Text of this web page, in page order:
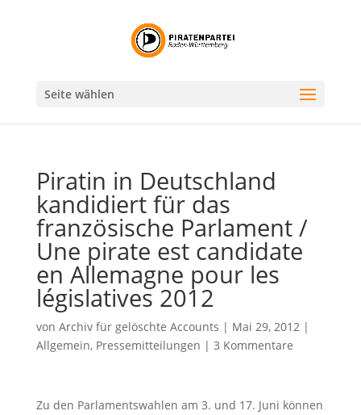
Seite wählen
Piratin in Deutschland
kandidiert für das
französische Parlament /
Une pirate est candidate
en Allemagne pour les
législatives 2012
von Archiv für gelöschte Accounts | Mai 29, 2012|
Allgemein, Pressemitteilungen | 3 Kommentare
Zu den Parlamentswahlen am 3. und 17. Juni können